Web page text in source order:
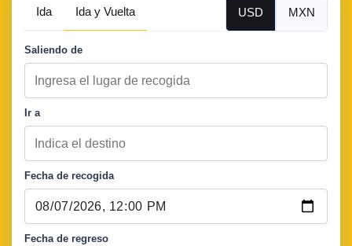
Ida Ida y Vuelta USD MXN
Saliendo de
Ir a
Fecha de recogida
Fecha de regreso